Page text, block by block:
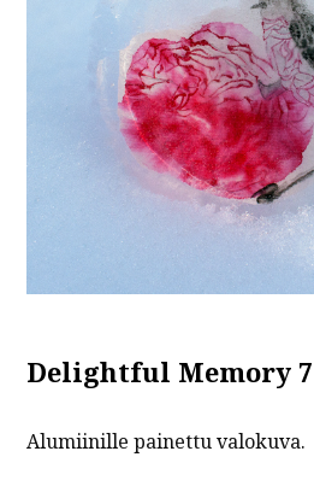
Delightful Memory 7
Alumiinille painettu valokuva.